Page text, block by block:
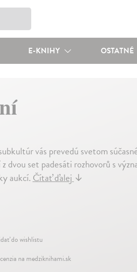
E-KNIHY OSTATNÉ
vás prevedú svetom
dvou set padesáti rozhovorů s
aukcí.Čítať ďalej↓
do wishlistu
na medziknihami.sk